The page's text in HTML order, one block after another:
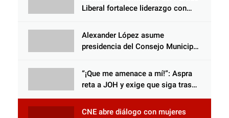
Liberal fortalece liderazgo con
Alexander López asume
presidencia del Consejo Municipal
Censo Nacional 2026
“¡Que me amenace a mí!”: Aspra
reta a JOH y exige que siga tras
CNE abre diálogo con mujeres